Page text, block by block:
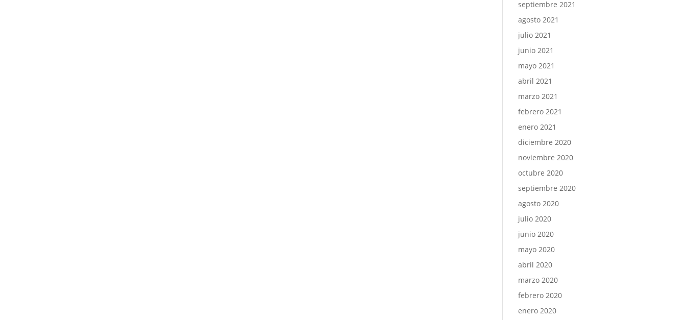
septiembre 2021
agosto 2021
julio 2021
junio 2021
mayo 2021
abril 2021
marzo 2021
febrero 2021
enero 2021
diciembre 2020
noviembre 2020
octubre 2020
septiembre 2020
agosto 2020
julio 2020
junio 2020
mayo 2020
abril 2020
marzo 2020
febrero 2020
enero 2020